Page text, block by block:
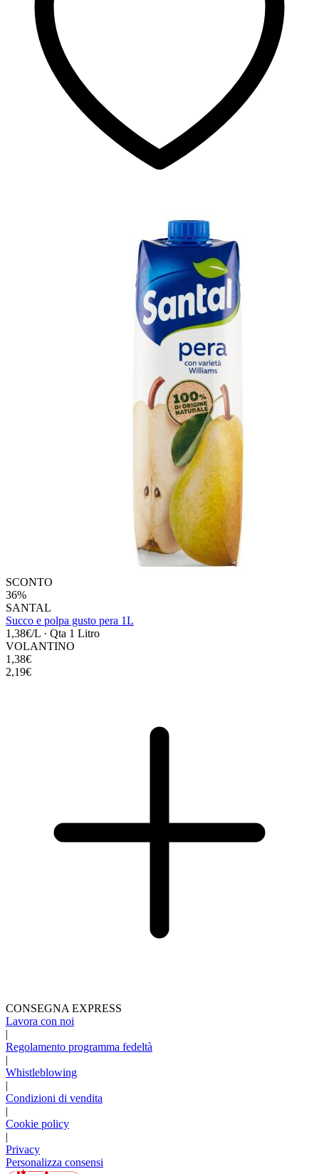
SCONTO
36%
SANTAL
Succo e polpa gusto pera 1L
1,38€/L · Qta 1 Litro
VOLANTINO
1,38€
2,19€
CONSEGNA EXPRESS
Lavora con noi
|
Regolamento programma fedeltà
|
Whistleblowing
|
Condizioni di vendita
|
Cookie policy
|
Privacy
Personalizza consensi